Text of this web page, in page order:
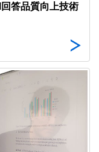
答品質向上技術